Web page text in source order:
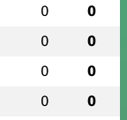
0 0
0 0
0 0
0 0